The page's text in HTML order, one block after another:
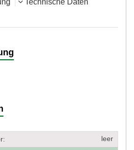
Technische Daten
leer